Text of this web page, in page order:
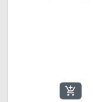
add_shopping_cart